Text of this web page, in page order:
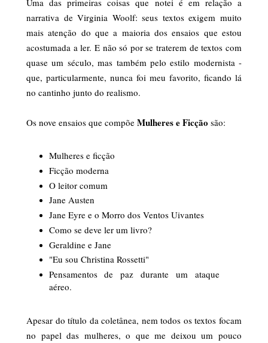
narrativa de Virginia Woolf: seus textos exigem muito
mais atenção do que a maioria dos ensaios que estou
acostumada a ler. E não só por se traterem de textos com
quase um século, mas também pelo estilo modernista -
que, particularmente, nunca foi meu favorito, ficando lá
no cantinho junto do realismo.
Os nove ensaios que compõe Mulheres e Ficção são:
Mulheres e ficção
Ficção moderna
O leitor comum
Jane Austen
Jane Eyre e o Morro dos Ventos Uivantes
Como se deve ler um livro?
Geraldine e Jane
"Eu sou Christina Rossetti"
Pensamentos de paz durante um ataque
aéreo.
Apesar do título da coletânea, nem todos os textos focam
no papel das mulheres, o que me deixou um pouco